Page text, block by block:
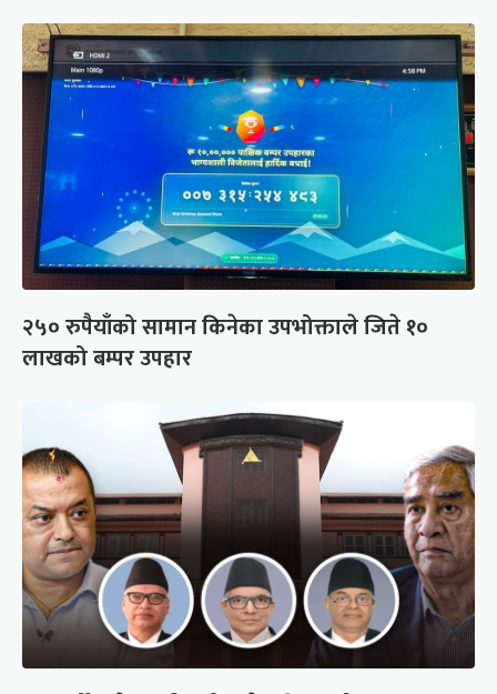
२५० रुपैयाँको सामान किनेका उपभोक्ताले जिते १०
लाखको बम्पर उपहार